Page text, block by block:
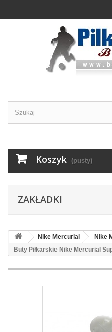
Koszyk (pusty)
ZAKŁADKI
Nike Mercurial
Nike
Buty Piłkarskie Nike Mercurial